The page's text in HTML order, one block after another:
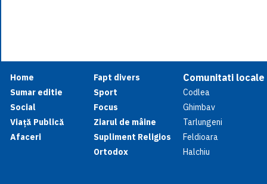
Home
Sumar editie
Social
Viață Publică
Afaceri
Fapt divers
Sport
Focus
Ziarul de mâine
Supliment Religios
Ortodox
Comunitati locale
Codlea
Ghimbav
Tarlungeni
Feldioara
Halchiu